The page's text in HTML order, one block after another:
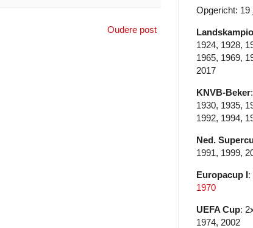
Oudere post
Opgericht: 19
1924, 1928,
1965, 1969,
2017
KNVB-Beker
1930, 1935,
1992, 1994,
Ned.
1991, 1999,
Europacup I:
1970
UEFA Cup:
1974, 2002